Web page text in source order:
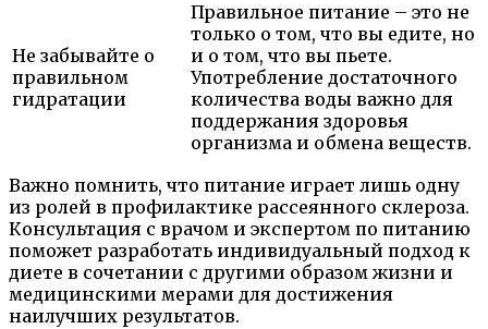
Не забывайте о
правильном
гидратации
Правильное питание – это не
только о том, что вы едите, но
и о том, что вы пьете.
Употребление достаточного
количества воды важно для
поддержания здоровья
организма и обмена веществ.
Важно помнить, что питание играет лишь одну
из ролей в профилактике рассеянного склероза.
Консультация с врачом и экспертом по питанию
поможет разработать индивидуальный подход к
диете в сочетании с другими образом жизни и
медицинскими мерами для достижения
наилучших результатов.